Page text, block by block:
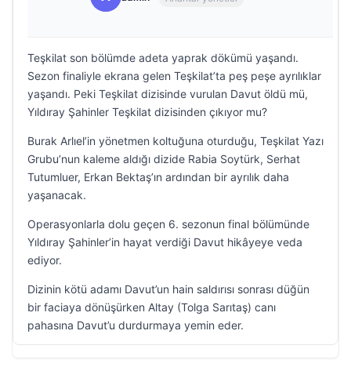
Teşkilat son bölümde adeta yaprak dökümü yaşandı.
Sezon finaliyle ekrana gelen Teşkilat’ta peş peşe ayrılıklar
yaşandı. Peki Teşkilat dizisinde vurulan Davut öldü mü,
Yıldıray Şahinler Teşkilat dizisinden çıkıyor mu?
Burak Arlıel’in yönetmen koltuğuna oturduğu, Teşkilat Yazı
Grubu’nun kaleme aldığı dizide Rabia Soytürk, Serhat
Tutumluer, Erkan Bektaş’ın ardından bir ayrılık daha
yaşanacak.
Operasyonlarla dolu geçen 6. sezonun final bölümünde
Yıldıray Şahinler’in hayat verdiği Davut hikâyeye veda
ediyor.
Dizinin kötü adamı Davut’un hain saldırısı sonrası düğün
bir faciaya dönüşürken Altay (Tolga Sarıtaş) canı
pahasına Davut’u durdurmaya yemin eder.